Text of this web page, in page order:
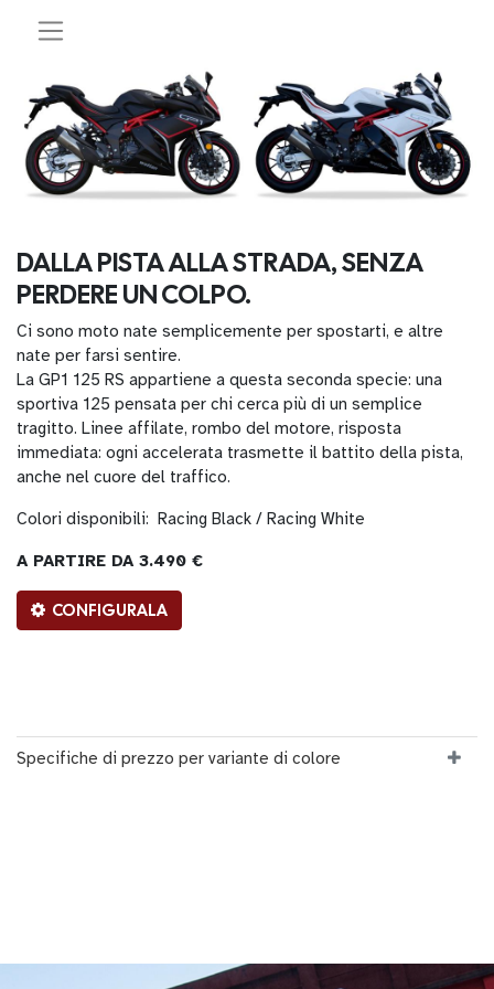
DALLA PISTA ALLA STRADA, SENZA
PERDERE UN COLPO.
Ci sono moto nate semplicemente per spostarti, e altre
nate per farsi sentire.
La GP1 125 RS appartiene a questa seconda specie: una
sportiva 125 pensata per chi cerca più di un semplice
tragitto. Linee affilate, rombo del motore, risposta
immediata: ogni accelerata trasmette il battito della pista,
anche nel cuore del traffico.
Colori disponibili: Racing Black / Racing White
A PARTIRE DA 3.490 €
CONFIGURALA
Specifiche di prezzo per variante di colore